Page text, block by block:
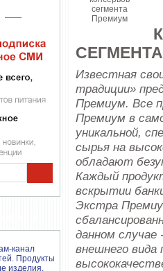
СЕГМЕНТА
Известная
традиции»
Премиум. Все
Премиум в
уникальной,
сырья на
обладают
Каждый
вскрытии
Экстра
данном случае
внешнего вида